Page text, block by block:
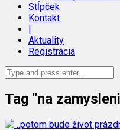
Stĺpček
Kontakt
|
Aktuality
Registrácia
Tag "na